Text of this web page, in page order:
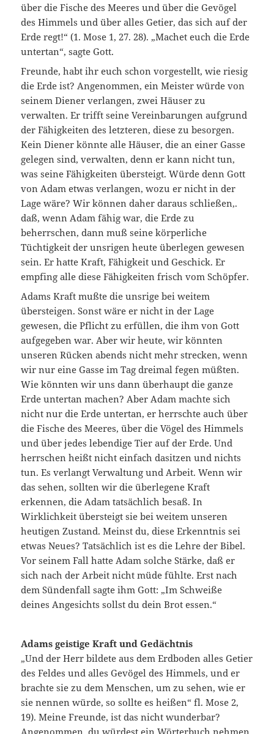
über die Fische des Meeres und über die Gevögel
des Himmels und über alles Getier, das sich auf der
Erde regt!“ (1. Mose 1, 27. 28). „Machet euch die Erde
untertan“, sagte Gott.
Freunde, habt ihr euch schon vorgestellt, wie riesig
die Erde ist? Angenommen, ein Meister würde von
seinem Diener verlangen, zwei Häuser zu
verwalten. Er trifft seine Vereinbarungen aufgrund
der Fähigkeiten des letzteren, diese zu besorgen.
Kein Diener könnte alle Häuser, die an einer Gasse
gelegen sind, verwalten, denn er kann nicht tun,
was seine Fähigkeiten übersteigt. Würde denn Gott
von Adam etwas verlangen, wozu er nicht in der
Lage wäre? Wir können daher daraus schließen,.
daß, wenn Adam fähig war, die Erde zu
beherrschen, dann muß seine körperliche
Tüchtigkeit der unsrigen heute überlegen gewesen
sein. Er hatte Kraft, Fähigkeit und Geschick. Er
empfing alle diese Fähigkeiten frisch vom Schöpfer.
Adams Kraft mußte die unsrige bei weitem
übersteigen. Sonst wäre er nicht in der Lage
gewesen, die Pflicht zu erfüllen, die ihm von Gott
aufgegeben war. Aber wir heute, wir könnten
unseren Rücken abends nicht mehr strecken, wenn
wir nur eine Gasse im Tag dreimal fegen müßten.
Wie könnten wir uns dann überhaupt die ganze
Erde untertan machen? Aber Adam machte sich
nicht nur die Erde untertan, er herrschte auch über
die Fische des Meeres, über die Vögel des Himmels
und über jedes lebendige Tier auf der Erde. Und
herrschen heißt nicht einfach dasitzen und nichts
tun. Es verlangt Verwaltung und Arbeit. Wenn wir
das sehen, sollten wir die überlegene Kraft
erkennen, die Adam tatsächlich besaß. In
Wirklichkeit übersteigt sie bei weitem unseren
heutigen Zustand. Meinst du, diese Erkenntnis sei
etwas Neues? Tatsächlich ist es die Lehre der Bibel.
Vor seinem Fall hatte Adam solche Stärke, daß er
sich nach der Arbeit nicht müde fühlte. Erst nach
dem Sündenfall sagte ihm Gott: „Im Schweiße
deines Angesichts sollst du dein Brot essen.“
Adams geistige Kraft und Gedächtnis
„Und der Herr bildete aus dem Erdboden alles Getier
des Feldes und alles Gevögel des Himmels, und er
brachte sie zu dem Menschen, um zu sehen, wie er
sie nennen würde, so sollte es heißen“ fl. Mose 2,
19). Meine Freunde, ist das nicht wunderbar?